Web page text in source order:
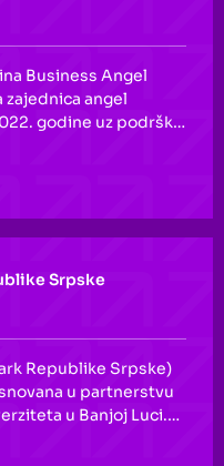
Business Angel
zajednica angel
godine uz podršku
investitore s ranim
Balkana,
i godišnji Business
Srpske
Republike Srpske)
u partnerstvu
u Banjoj Luci.
kroz